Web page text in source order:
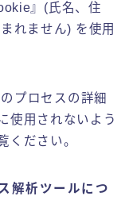
』(氏名、住
れません) を使用
プロセスの詳細
使用されないよう
ください。
解析ツールにつ